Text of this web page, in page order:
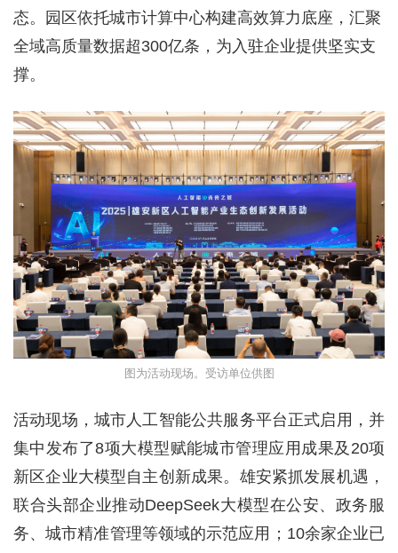
态。园区依托城市计算中心构建高效算力底座，汇聚
全域高质量数据超300亿条，为入驻企业提供坚实支
撑。
图为活动现场。受访单位供图
活动现场，城市人工智能公共服务平台正式启用，并
集中发布了8项大模型赋能城市管理应用成果及20项
新区企业大模型自主创新成果。雄安紧抓发展机遇，
联合头部企业推动DeepSeek大模型在公安、政务服
务、城市精准管理等领域的示范应用；10余家企业已